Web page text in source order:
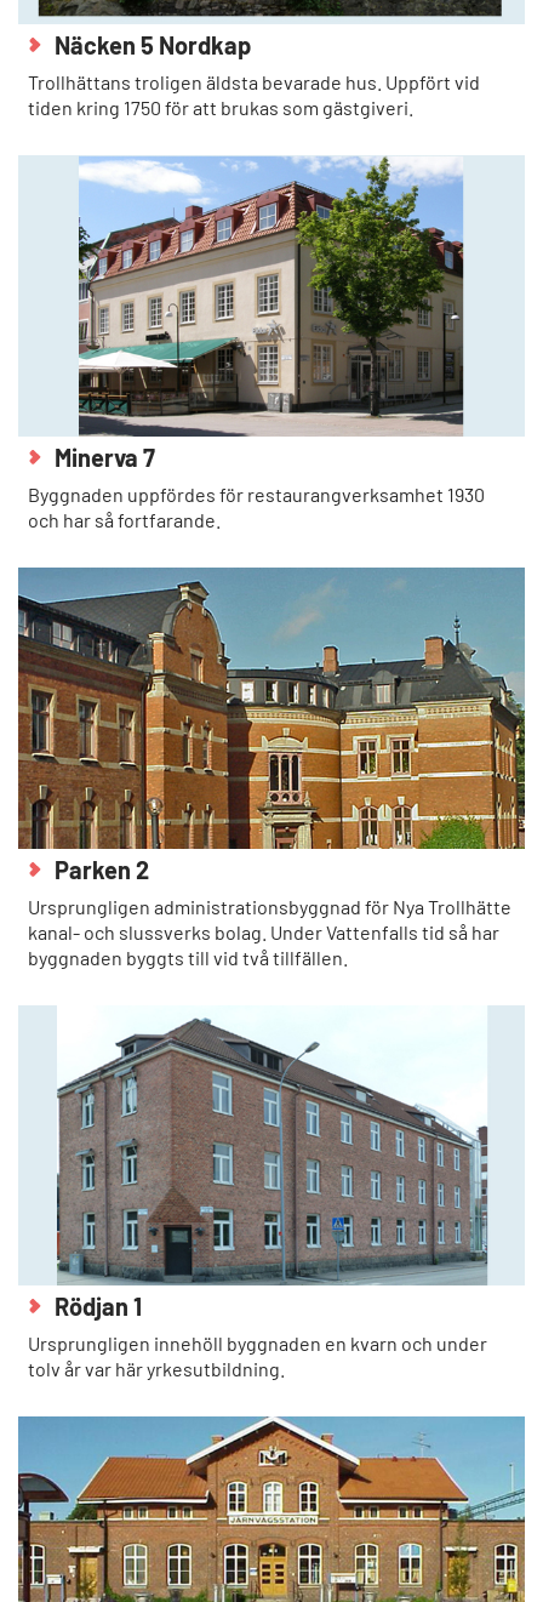
Näcken 5 Nordkap
Trollhättans troligen äldsta bevarade hus. Uppfört vid
tiden kring 1750 för att brukas som gästgiveri.
Minerva 7
Byggnaden uppfördes för restaurangverksamhet 1930
och har så fortfarande.
Parken 2
Ursprungligen administrationsbyggnad för Nya Trollhätte
kanal- och slussverks bolag. Under Vattenfalls tid så har
byggnaden byggts till vid två tillfällen.
Rödjan 1
Ursprungligen innehöll byggnaden en kvarn och under
tolv år var här yrkesutbildning.